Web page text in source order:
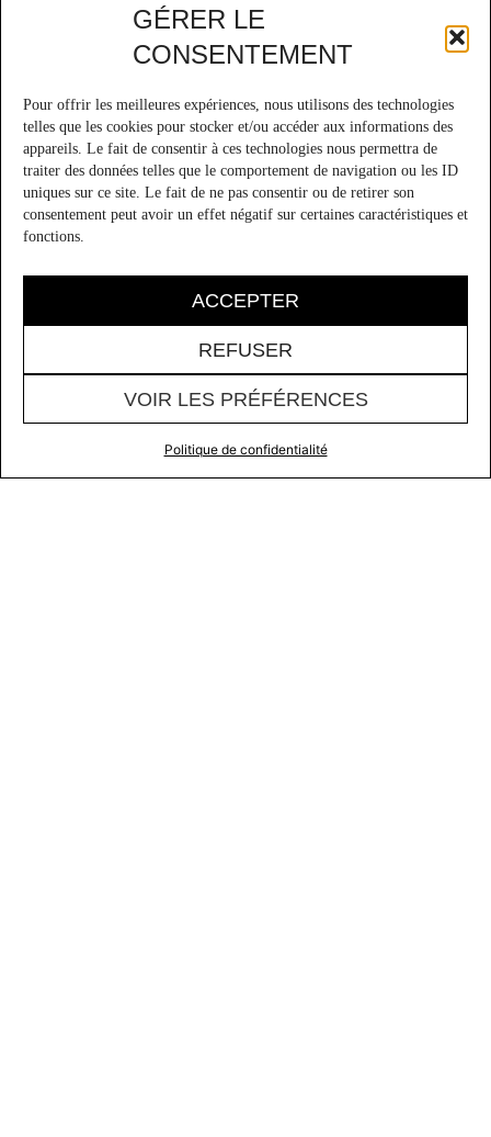
GÉRER LE
CONSENTEMENT
Pour offrir les meilleures expériences, nous utilisons des technologies
telles que les cookies pour stocker et/ou accéder aux informations des
appareils. Le fait de consentir à ces technologies nous permettra de
traiter des données telles que le comportement de navigation ou les ID
uniques sur ce site. Le fait de ne pas consentir ou de retirer son
consentement peut avoir un effet négatif sur certaines caractéristiques et
fonctions.
ACCEPTER
REFUSER
VOIR LES PRÉFÉRENCES
Politique de confidentialité
Nouveautés Compte
0